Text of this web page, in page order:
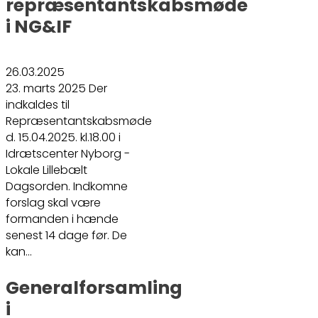
repræsentantskabsmøde
i NG&IF
26.03.2025
23. marts 2025 Der
indkaldes til
Repræsentantskabsmøde
d. 15.04.2025. kl.18.00 i
Idrætscenter Nyborg -
Lokale Lillebælt
Dagsorden. Indkomne
forslag skal være
formanden i hænde
senest 14 dage før. De
kan…
Generalforsamling
i